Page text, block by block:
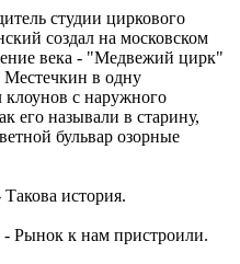
студии циркового
создал на московском
века - "Медвежий цирк"
в одну
клоунов с наружного
его называли в старину,
бульвар озорные
история.
Рынок к нам пристроили.